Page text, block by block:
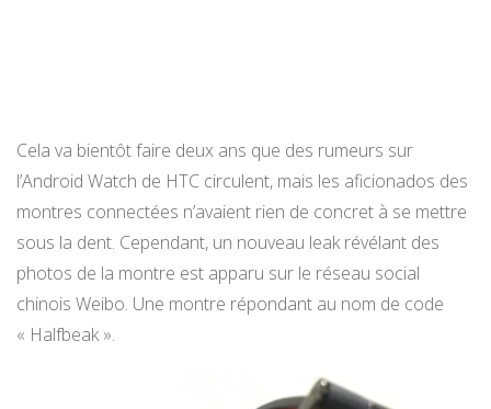
Cela va bientôt faire deux ans que des rumeurs sur
l’Android Watch de HTC circulent, mais les aficionados des
montres connectées n’avaient rien de concret à se mettre
sous la dent. Cependant, un nouveau leak révélant des
photos de la montre est apparu sur le réseau social
chinois Weibo. Une montre répondant au nom de code
« Halfbeak ».